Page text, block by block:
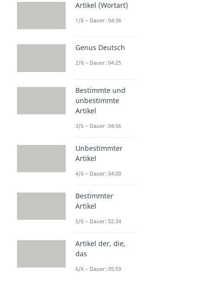
Artikel (Wortart)
1/6 – Dauer: 04:36
Genus Deutsch
2/6 – Dauer: 04:25
Bestimmte und
unbestimmte
Artikel
3/6 – Dauer: 04:56
Unbestimmter
Artikel
4/6 – Dauer: 04:00
Bestimmter
Artikel
5/6 – Dauer: 02:34
Artikel der, die,
das
6/6 – Dauer: 05:59